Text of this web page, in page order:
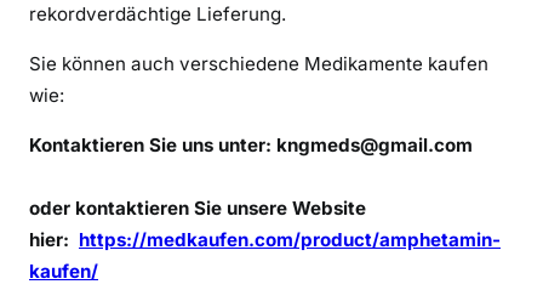
rekordverdächtige Lieferung.
Sie können auch verschiedene Medikamente kaufen
wie:
Kontaktieren Sie uns unter: kngmeds@gmail.com
oder kontaktieren Sie unsere Website
hier: https://medkaufen.com/product/amphetamin-
kaufen/